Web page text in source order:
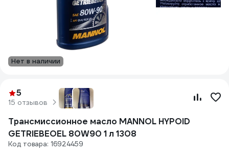
Нет в наличии
5
15 отзывов
Трансмиссионное масло MANNOL HYPOID
GETRIEBEOEL 80W90 1 л 1308
Код товара: 16924459